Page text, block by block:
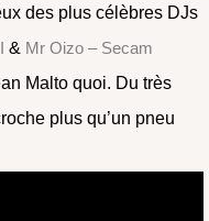
des plus célèbres DJs
& Mr Oizo – Secam
Malto quoi. Du très
plus qu’un pneu